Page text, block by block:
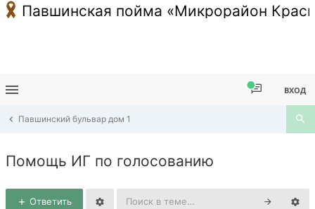
Павшинская пойма «Микрорайон
ВХОД
Павшинский бульвар дом 1
Помощь ИГ по голосованию
Ответить